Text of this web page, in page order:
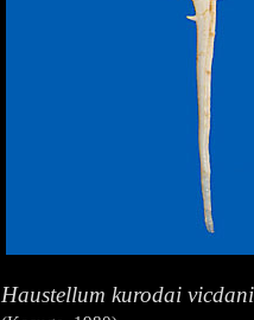
Haustellum kurodai vicdani